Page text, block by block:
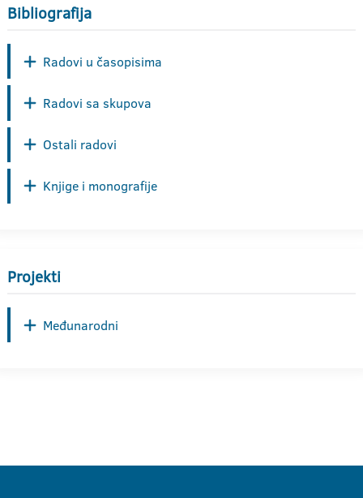
Bibliografija
Radovi u časopisima
Radovi sa skupova
Ostali radovi
Knjige i monografije
Projekti
Međunarodni